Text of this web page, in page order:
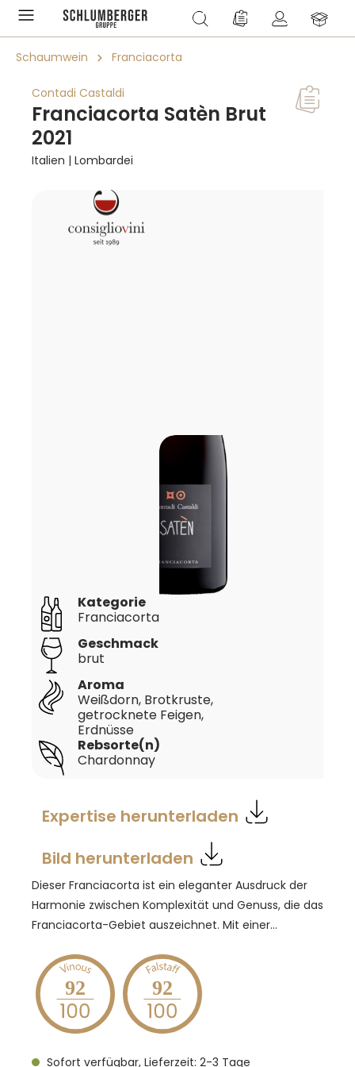
springen Du hast 0 Produkte
Schaumwein Franciacorta
Contadi Castaldi
Franciacorta Satèn Brut
2021
Italien | Lombardei
Bildergalerie überspringen
Kategorie
Franciacorta
Aroma
Weißdorn, Brotkruste,
getrocknete Feigen,
Erdnüsse
Geschmack
brut
Rebsorte(n)
Chardonnay
Expertise herunterladen
Bild herunterladen
Dieser Franciacorta ist ein eleganter Ausdruck der
Harmonie zwischen Komplexität und Genuss, die das
Franciacorta-Gebiet auszeichnet. Mit einer
anhaltenden Perlage zieht er sofort alle Blicke auf
sich. In der Nase entfaltet sich ein frisches und
elegantes Bouquet mit klaren Aromen von
Weißdorn, begleitet von Noten von Brotkruste,
92 92
Sofort verfügbar, Lieferzeit: 2-3 Tage